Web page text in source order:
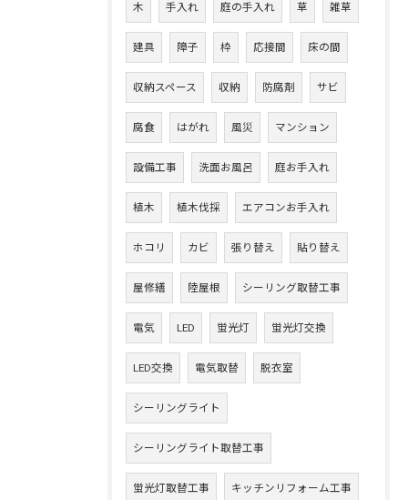
木 手入れ 庭の手入れ 草 雑草
建具 障子 枠 応接間 床の間
収納スペース 収納 防腐剤 サビ
腐食 はがれ 風災 マンション
設備工事 洗面お風呂 庭お手入れ
植木 植木伐採 エアコンお手入れ
ホコリ カビ 張り替え 貼り替え
屋修繕 陸屋根 シーリング取替工事
電気 LED 蛍光灯 蛍光灯交換
LED交換 電気取替 脱衣室
シーリングライト
シーリングライト取替工事
蛍光灯取替工事 キッチンリフォーム工事